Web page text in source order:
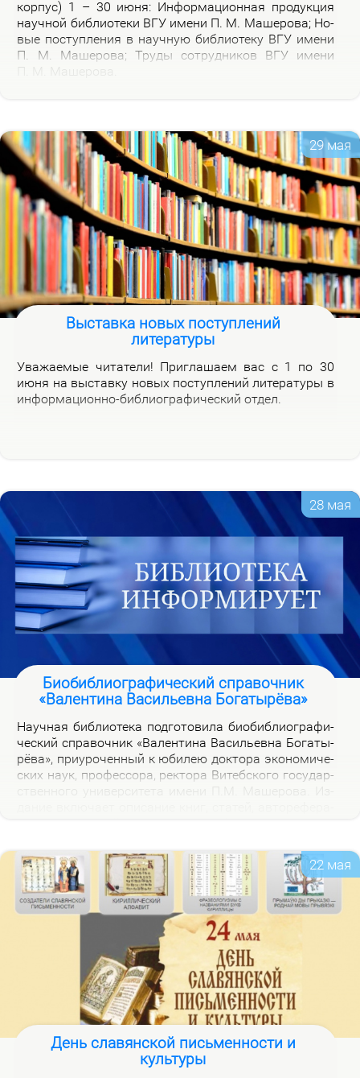
кор­пус) 1 – 30 июня: Ин­фор­ма­ци­он­ная про­дук­ция
на­уч­ной биб­лио­те­ки ВГУ име­ни П. М. Ма­ше­ро­ва; Но­
вые по­ступ­ле­ния в на­уч­ную биб­лио­те­ку ВГУ име­ни
П. М. Ма­ше­ро­ва; Тру­ды со­труд­ни­ков ВГУ име­ни
29 мая
Выставка новых поступлений
литературы
Ува­жа­е­мые чи­та­те­ли! При­гла­ша­ем вас с 1 по 30
июня на вы­став­ку но­вых по­ступ­ле­ний ли­те­ра­ту­ры в
ин­фор­ма­ци­он­но-биб­лио­гра­фи­че­ский от­дел.
28 мая
Биобиблиографический справочник
«Валентина Васильевна Богатырёва»
На­уч­ная биб­лио­те­ка под­го­то­ви­ла био­биб­лио­гра­фи­
че­ский спра­воч­ник «Ва­лен­ти­на Ва­си­льев­на Бо­га­ты­
рё­ва», при­уро­чен­ный к юби­лею док­то­ра эко­но­ми­че­
ских на­ук, про­фес­со­ра, рек­то­ра Ви­теб­ско­го го­судар­
22 мая
День славянской письменности и
культуры